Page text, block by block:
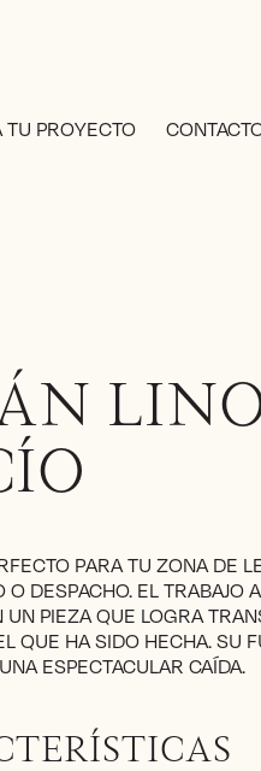
TU PROYECTO
PARA TU ZONA DE
O DESPACHO. EL TRABAJO
UN PIEZA QUE LOGRA
QUE HA SIDO HECHA. SU
ESPECTACULAR CAÍDA.